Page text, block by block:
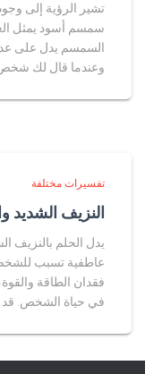
تشير الرؤية إلى
سمسم أسود يمثل
السمسم يدل على
وعندما قال لك
تفسيرات مختلفة
النزيف الشديد
يدل الحلم بالنزيف
عاطفية تسبب
فقدان الطاقة
في حياة الشخص. قد